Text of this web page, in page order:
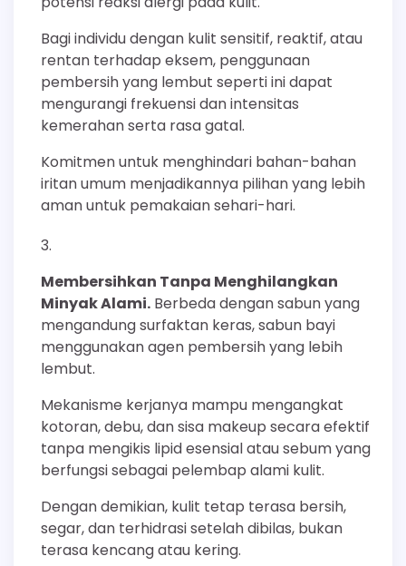
Bagi individu dengan kulit sensitif, reaktif, atau
rentan terhadap eksem, penggunaan
pembersih yang lembut seperti ini dapat
mengurangi frekuensi dan intensitas
kemerahan serta rasa gatal.
Komitmen untuk menghindari bahan-bahan
iritan umum menjadikannya pilihan yang lebih
aman untuk pemakaian sehari-hari.
Membersihkan Tanpa Menghilangkan
Minyak Alami. Berbeda dengan sabun yang
mengandung surfaktan keras, sabun bayi
menggunakan agen pembersih yang lebih
lembut.
Mekanisme kerjanya mampu mengangkat
kotoran, debu, dan sisa makeup secara efektif
tanpa mengikis lipid esensial atau sebum yang
berfungsi sebagai pelembap alami kulit.
Dengan demikian, kulit tetap terasa bersih,
segar, dan terhidrasi setelah dibilas, bukan
terasa kencang atau kering.